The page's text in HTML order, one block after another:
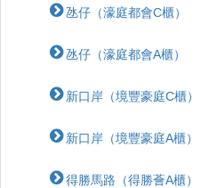
氹仔（濠庭都會C櫃）
氹仔（濠庭都會A櫃）
新口岸（境豐豪庭C櫃）
新口岸（境豐豪庭A櫃）
得勝馬路（得勝薈A櫃）